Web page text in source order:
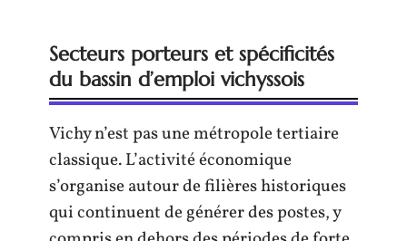
Secteurs porteurs et spécificités
du bassin d’emploi vichyssois
Vichy n’est pas une métropole tertiaire
classique. L’activité économique
s’organise autour de filières historiques
qui continuent de générer des postes, y